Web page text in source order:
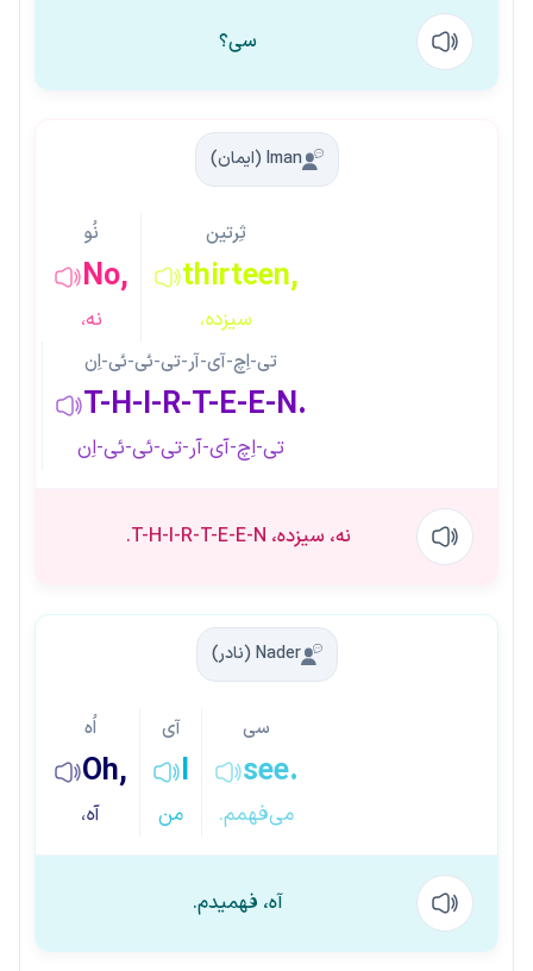
سی؟
Iman (ایمان)
نُو
No,
نه،
ثِرتین
thirteen,
سیزده،
تی-اِچ-آی-آر-تی-ئی-ئی-اِن
T-H-I-R-T-E-E-N.
تی-اِچ-آی-آر-تی-ئی-ئی-اِن
نه، سیزده، T-H-I-R-T-E-E-N.
Nader (نادر)
اُه
Oh,
آه،
آی
I
من
سی
see.
می‌فهمم.
آه، فهمیدم.